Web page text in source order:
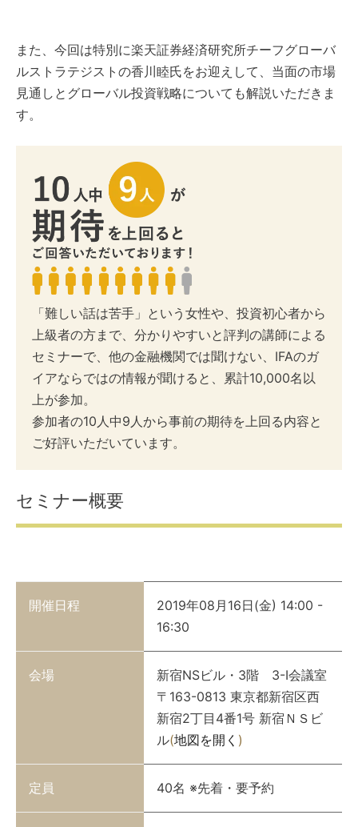
また、今回は特別に楽天証券経済研究所チーフグローバ
ルストラテジストの香川睦氏をお迎えして、当面の市場
見通しとグローバル投資戦略についても解説いただきま
す。
「難しい話は苦手」という女性や、投資初心者から
上級者の方まで、分かりやすいと評判の講師による
セミナーで、他の金融機関では聞けない、IFAのガ
イアならではの情報が聞けると、累計10,000名以
上が参加。
参加者の10人中9人から事前の期待を上回る内容と
ご好評いただいています。
セミナー概要
開催日程
2019年08月16日(金) 14:00 -
16:30
会場
新宿NSビル・3階 3-I会議室
〒163-0813 東京都新宿区西
新宿2丁目4番1号 新宿ＮＳビ
ル(地図を開く )
定員 40名 ※先着・要予約